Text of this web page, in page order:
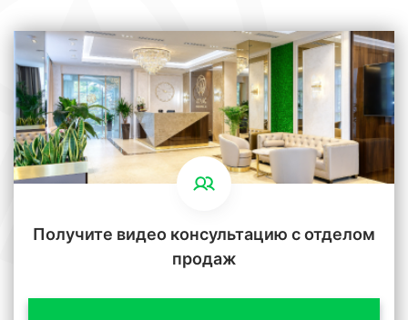
Получите видео консультацию с отделом
продаж